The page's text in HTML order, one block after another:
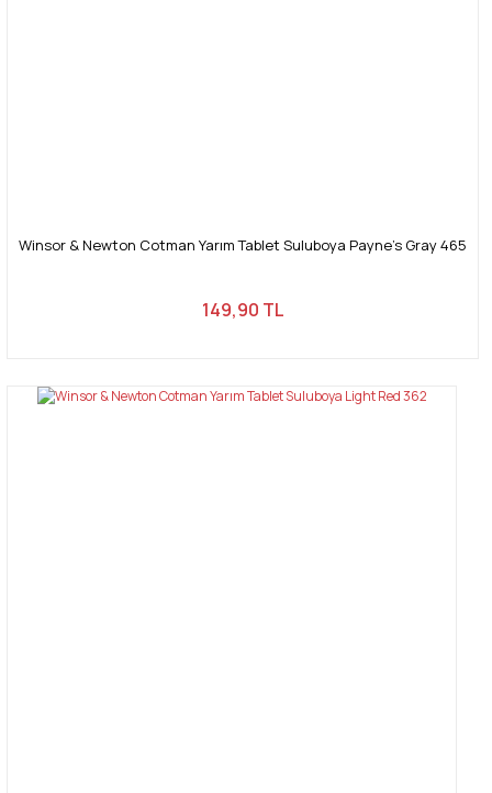
Winsor & Newton Cotman Yarım Tablet Suluboya Payne's Gray 465
149,90 TL